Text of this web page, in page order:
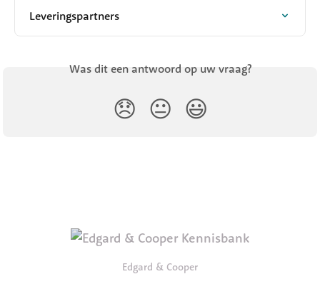
Leveringspartners
Was dit een antwoord op uw vraag?
😞 😐 😃
Edgard & Cooper